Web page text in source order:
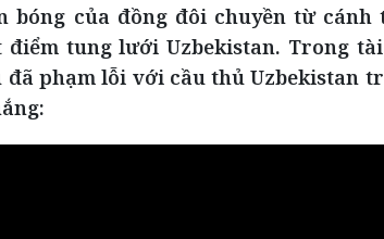
bóng của đồng đôi chuyền từ
tung lưới Uzbekistan. Trong tài
đã phạm lỗi với cầu thủ Uzbekistan